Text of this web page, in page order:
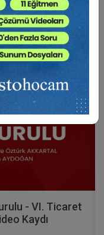
- VI. Ticaret
Kaydı